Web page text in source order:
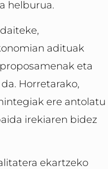
helburua.
adituak
eta
Horretarako,
ere antolatu
irekiaren bidez
ekartzeko